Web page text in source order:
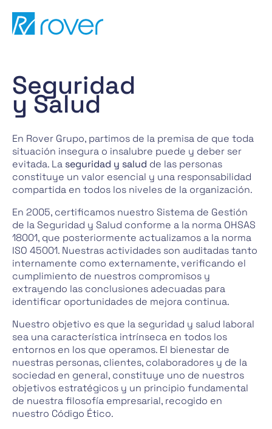
contenido
Seguridad
y Salud
En Rover Grupo, partimos de la premisa de que toda
situación insegura o insalubre puede y deber ser
evitada. La seguridad y salud de las personas
constituye un valor esencial y una responsabilidad
compartida en todos los niveles de la organización.
En 2005, certificamos nuestro Sistema de Gestión
de la Seguridad y Salud conforme a la norma OHSAS
18001, que posteriormente actualizamos a la norma
ISO 45001. Nuestras actividades son auditadas tanto
internamente como externamente, verificando el
cumplimiento de nuestros compromisos y
extrayendo las conclusiones adecuadas para
identificar oportunidades de mejora continua.
Nuestro objetivo es que la seguridad y salud laboral
sea una característica intrínseca en todos los
entornos en los que operamos. El bienestar de
nuestras personas, clientes, colaboradores y de la
sociedad en general, constituye uno de nuestros
objetivos estratégicos y un principio fundamental
de nuestra filosofía empresarial, recogido en
nuestro Código Ético.